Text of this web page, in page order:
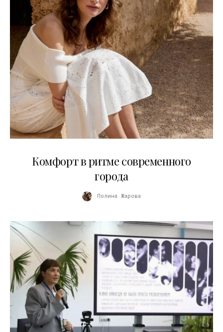
Комфорт в ритме современного
города
Полина Жарова